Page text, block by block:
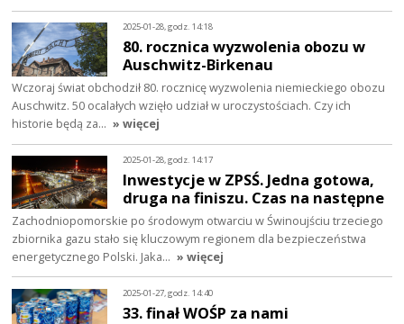
2025-01-28, godz. 14:18
80. rocznica wyzwolenia obozu w
Auschwitz-Birkenau
Wczoraj świat obchodził 80. rocznicę wyzwolenia niemieckiego obozu
Auschwitz. 50 ocalałych wzięło udział w uroczystościach. Czy ich
historie będą za… » więcej
2025-01-28, godz. 14:17
Inwestycje w ZPSŚ. Jedna gotowa,
druga na finiszu. Czas na następne
Zachodniopomorskie po środowym otwarciu w Świnoujściu trzeciego
zbiornika gazu stało się kluczowym regionem dla bezpieczeństwa
energetycznego Polski. Jaka… » więcej
2025-01-27, godz. 14:40
33. finał WOŚP za nami